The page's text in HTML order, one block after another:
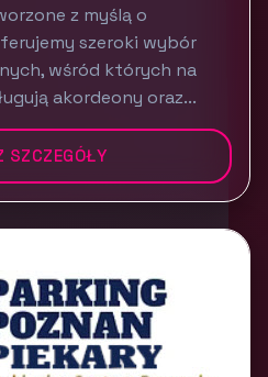
z myślą o
szeroki wybór
wśród których na
akordeony oraz...
SZCZEGÓŁY